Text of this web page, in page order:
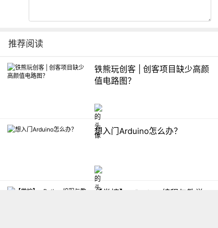
推荐阅读
铁熊玩创客 | 创客项目缺少高颜
值电路图？
想入门Arduino怎么办？
【掌控】mPython编程与教学